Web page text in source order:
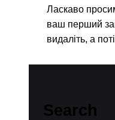
Ласкаво
ваш перший
видаліть, а
Search